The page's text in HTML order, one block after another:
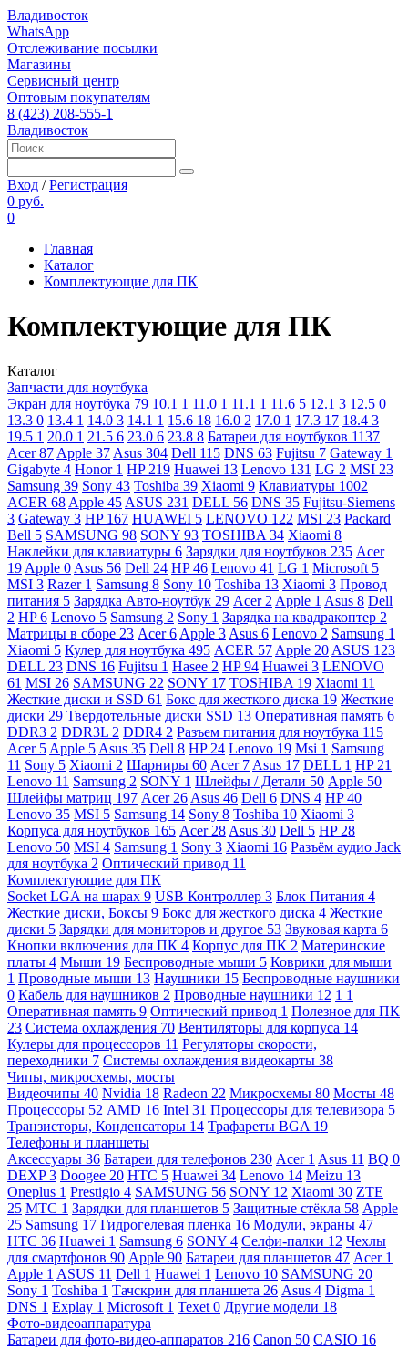
Владивосток
WhatsApp
Отслеживание посылки
Магазины
Сервисный центр
Оптовым покупателям
8 (423) 208-555-1
Владивосток
Вход /Регистрация
0 руб.
0
Главная
Каталог
Комплектующие для ПК
Комплектующие для ПК
Каталог
Запчасти для ноутбука
Экран для ноутбука 79 10.1 1 11.0 1 11.1 1 11.6 5 12.1 3 12.5 0
13.3 0 13.4 1 14.0 3 14.1 1 15.6 18 16.0 2 17.0 1 17.3 17 18.4 3
19.5 1 20.0 1 21.5 6 23.0 6 23.8 8 Батареи для ноутбуков 1137
Acer87 Apple 37 Asus 304 Dell 115 DNS 63 Fujitsu 7 Gateway 1
Gigabyte 4 Honor 1 HP 219 Huawei 13 Lenovo 131 LG 2 MSI 23
Samsung 39 Sony 43 Toshiba 39 Xiaomi 9 Клавиатуры 1002
ACER 68 Apple 45 ASUS 231 DELL 56 DNS 35 Fujitsu-Siemens
3 Gateway 3 HP 167 HUAWEI 5 LENOVO 122 MSI 23 Packard
Bell 5 SAMSUNG 98 SONY 93 TOSHIBA 34 Xiaomi 8
Наклейки для клавиатуры 6 Зарядки для ноутбуков 235 Acer
19 Apple 0 Asus 56 Dell 24 HP46 Lenovo 41 LG 1 Microsoft 5
MSI 3 Razer 1 Samsung 8 Sony 10 Toshiba 13 Xiaomi 3 Провод
питания 5 Зарядка Авто-ноутбук 29 Acer 2 Apple 1 Asus 8 Dell
2 HP6 Lenovo 5 Samsung 2 Sony 1 Зарядка на квадракоптер 2
Матрицы в сборе 23 Acer6 Apple 3 Asus 6 Lenovo 2 Samsung 1
Xiaomi 5 Кулер для ноутбука 495 ACER 57 Apple 20 ASUS 123
DELL 23 DNS 16 Fujitsu 1 Hasee 2 HP94 Huawei 3 LENOVO
61 MSI 26 SAMSUNG 22 SONY 17 TOSHIBA 19 Xiaomi 11
Жесткие диски и SSD 61 Бокс для жесткого диска 19 Жесткие
диски 29 Твердотельные диски SSD 13 Оперативная память 6
DDR3 2 DDR3L 2 DDR4 2 Разъем питания для ноутбука 115
Acer 5 Apple 5 Asus 35 Dell 8 HP 24 Lenovo 19 Msi 1 Samsung
11 Sony 5 Xiaomi 2 Шарниры 60 Acer 7 Asus 17 DELL 1 HP 21
Lenovo 11 Samsung 2 SONY 1 Шлейфы / Детали 50 Apple 50
Шлейфы матриц 197 Acer 26 Asus 46 Dell 6 DNS 4 HP40
Lenovo 35 MSI 5 Samsung 14 Sony 8 Toshiba 10 Xiaomi 3
Корпуса для ноутбуков 165 Acer 28 Asus 30 Dell 5 HP 28
Lenovo 50 MSI 4 Samsung 1 Sony 3 Xiaomi 16 Разъём аудио Jack
для ноутбука 2 Оптический привод 11
Комплектующие для ПК
Socket LGA на шарах 9 USB Контроллер 3 Блок Питания 4
Жесткие диски, Боксы 9 Бокс для жесткого диска 4 Жесткие
диски 5 Зарядки для мониторов и другое 53 Звуковая карта 6
Кнопки включения для ПК 4 Корпус для ПК 2 Материнские
платы 4 Мыши 19 Беспроводные мыши 5 Коврики для мыши
1 Проводные мыши 13 Наушники 15 Беспроводные наушники
0 Кабель для наушников 2 Проводные наушники 12 1 1
Оперативная память 9 Оптический привод 1 Полезное для ПК
23 Система охлаждения 70 Вентиляторы для корпуса 14
Кулеры для процессоров 11 Регуляторы скорости,
переходники 7 Системы охлаждения видеокарты 38
Чипы, микросхемы, мосты
Видеочипы 40 Nvidia 18 Radeon 22 Микросхемы 80 Мосты 48
Процессоры 52 AMD 16 Intel 31 Процессоры для телевизора 5
Транзисторы, Конденсаторы 14 Трафареты BGA 19
Телефоны и планшеты
Аксессуары 36 Батареи для телефонов 230 Acer 1 Asus 11 BQ 0
DEXP3 Doogee 20 HTC 5 Huawei 34 Lenovo 14 Meizu 13
Oneplus 1 Prestigio 4 SAMSUNG 56 SONY 12 Xiaomi 30 ZTE
25 МТС 1 Зарядки для планшетов 5 Защитные стёкла 58 Apple
25 Samsung 17 Гидрогелевая пленка 16 Модули, экраны 47
HTC 36 Huawei 1 Samsung 6 SONY 4 Селфи-палки 12 Чехлы
для смартфонов 90 Apple 90 Батареи для планшетов 47 Acer 1
Apple 1 ASUS 11 Dell 1 Huawei 1 Lenovo 10 SAMSUNG 20
Sony 1 Toshiba 1 Тачскрин для планшета 26 Asus 4 Digma 1
DNS 1 Explay 1 Microsoft 1 Texet 0 Другие модели 18
Фото-видеоаппаратура
Батареи для фото-видео-аппаратов 216 Canon 50 CASIO 16